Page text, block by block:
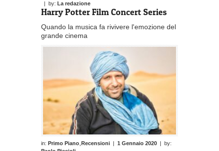
| by: La redazione
Harry Potter Film Concert Series
Quando la musica fa rivivere l'emozione del
grande cinema
in: Primo Piano, Recensioni 1 Gennaio 2020 | by: